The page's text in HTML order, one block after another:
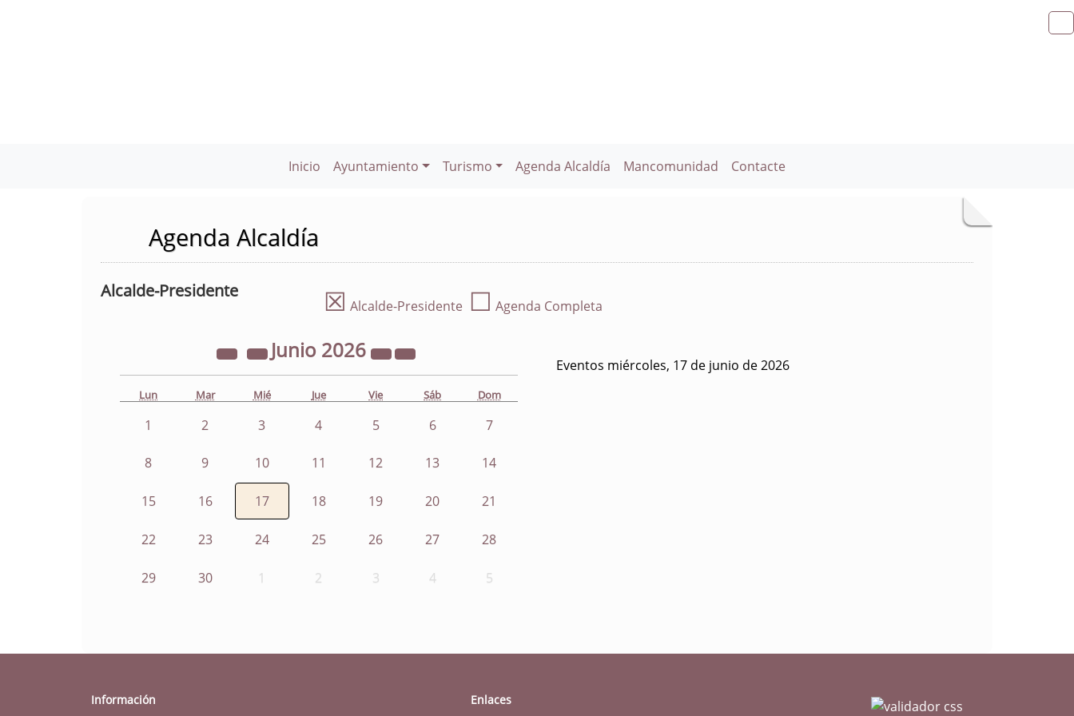
Inicio Ayuntamiento Turismo Agenda Alcaldía Mancomunidad Contacte
Agenda Alcaldía
Alcalde-Presidente ☒ Alcalde-Presidente ☐ Agenda Completa
Junio 2026
Lun Mar Mié Jue Vie Sáb Dom
1 2 3 4 5 6 7
8 9 10 11 12 13 14
15 16 17 18 19 20 21
22 23 24 25 26 27 28
29 30 1 2 3 4 5
Eventos miércoles, 17 de junio de 2026
Información Enlaces